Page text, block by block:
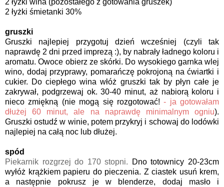
2 łyżki wina (pozostałego z gotowania gruszek)
2 łyżki śmietanki 30%
gruszki
Gruszki najlepiej przygotuj dzień wcześniej (czyli tak
naprawdę 2 dni przed imprezą :), by nabrały ładnego koloru i
aromatu. Owoce obierz ze skórki. Do wysokiego garnka wlej
wino, dodaj przyprawy, pomarańczę pokrojoną na ćwiartki i
cukier. Do ciepłego wina włóż gruszki tak by płyn całe je
zakrywał, podgrzewaj ok. 30-40 minut, aż nabiorą koloru i
nieco zmiękną (nie mogą się rozgotować!- ja gotowałam
dłużej 60 minut, ale na naprawdę minimalnym ogniu).
Gruszki ostudź w winie, potem przykryj i schowaj do lodówki
najlepiej na całą noc lub dłużej.
spód
Piekarnik rozgrzej do 170 stopni.
Dno totownicy 20-23cm
wyłóż krążkiem papieru do pieczenia. Z ciastek usuń krem,
a następnie pokrusz je w blenderze, dodaj masło i